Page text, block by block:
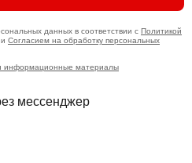
данных в соответствии с Политикой
и Согласием на обработку персональных
информационные материалы
мессенджер